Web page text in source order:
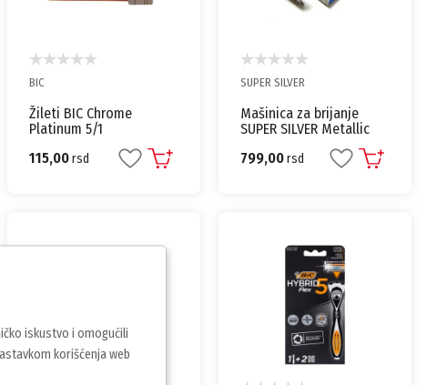
BIC
Žileti BIC Chrome
Platinum 5/1
115,00rsd
SUPER SILVER
Mašinica za brijanje
SUPER SILVER Metallic
799,00rsd
iskustvo i omogućili
korišćenja web